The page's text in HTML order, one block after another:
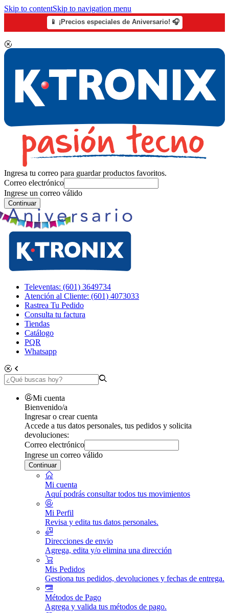
Skip to contentSkip to navigation menu
📱 ¡Precios especiales de Aniversario! 🎧
Ingresa tu correo para guardar productos favoritos.
Correo electrónico
Ingrese un correo válido
Continuar
Televentas: (601) 3649734
Atención al Cliente: (601) 4073033
Rastrea Tu Pedido
Consulta tu factura
Tiendas
Catálogo
PQR
Whatsapp
Mi cuenta
Bienvenido/a
Ingresar o crear cuenta
Accede a tus datos personales, tus pedidos y solicita
devoluciones:
Correo electrónico
Ingrese un correo válido
Continuar
Mi cuenta
Aquí podrás consultar todos tus movimientos
Mi Perfil
Revisa y edita tus datos personales.
Direcciones de envio
Agrega, edita y/o elimina una dirección
Mis Pedidos
Gestiona tus pedidos, devoluciones y fechas de entrega.
Métodos de Pago
Agrega y valida tus métodos de pago.